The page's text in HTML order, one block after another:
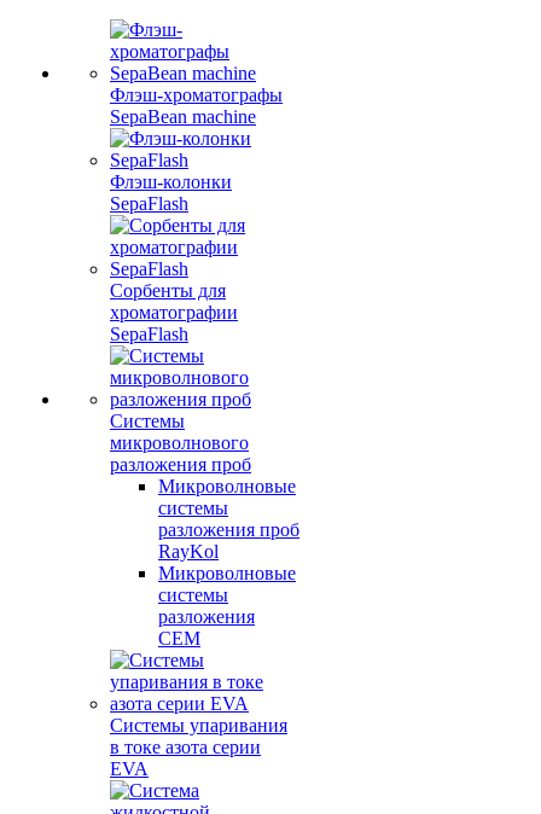
Флэш-хроматографы
SepaBean machine
Флэш-колонки
SepaFlash
Сорбенты для
хроматографии
SepaFlash
Системы
микроволнового
разложения проб
Микроволновые
системы
разложения проб
RayKol
Микроволновые
системы
разложения
CEM
Системы упаривания
в токе азота серии
EVA